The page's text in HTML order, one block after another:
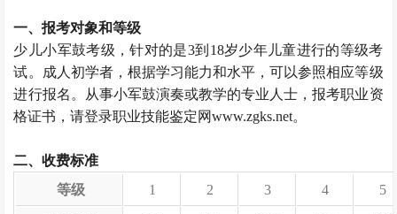
一、报考对象和等级
少儿小军鼓考级，针对的是3到18岁少年儿童进行的等级考
试。成人初学者，根据学习能力和水平，可以参照相应等级
进行报名。从事小军鼓演奏或教学的专业人士，报考职业资
格证书，请登录职业技能鉴定网www.zgks.net。
二、收费标准
等级
1 2 3 4 5